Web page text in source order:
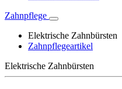
Zahnpflege
Elektrische Zahnbürsten
Zahnpflegeartikel
Elektrische Zahnbürsten